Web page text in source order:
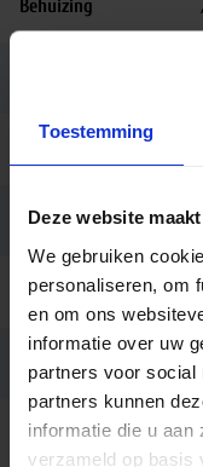
Toestemming
Deze website
We gebruiken
personaliseren, om
en om ons
informatie over uw
partners voor social
partners kunnen
informatie die u aan
verzameld op basis
Behuizing
Aansluiting
Merk
Garantie
Code